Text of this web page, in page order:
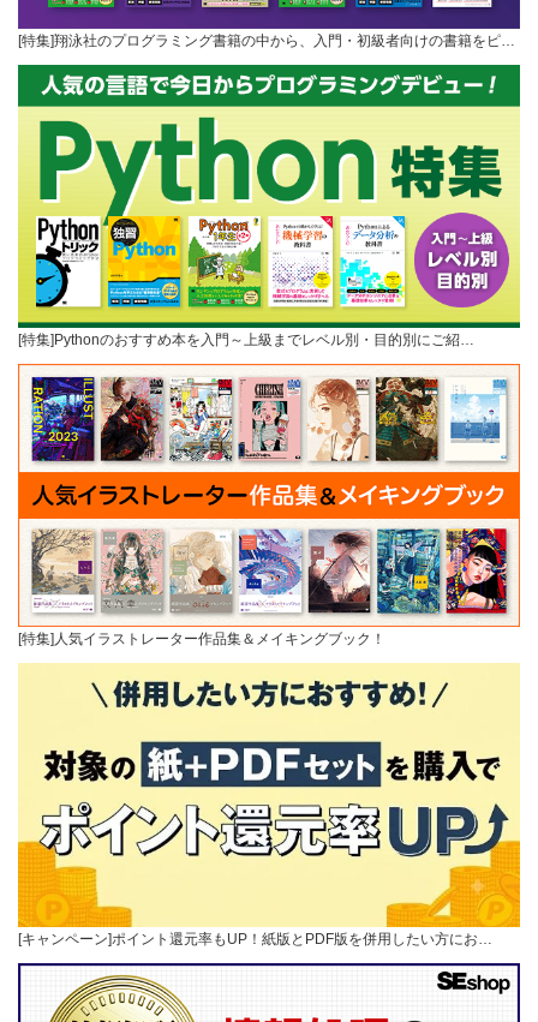
[特集]翔泳社のプログラミング書籍の中から、入門・初級者向けの書籍をピ…
[特集]Pythonのおすすめ本を入門～上級までレベル別・目的別にご紹…
[特集]人気イラストレーター作品集＆メイキングブック！
[キャンペーン]ポイント還元率もUP！紙版とPDF版を併用したい方にお…